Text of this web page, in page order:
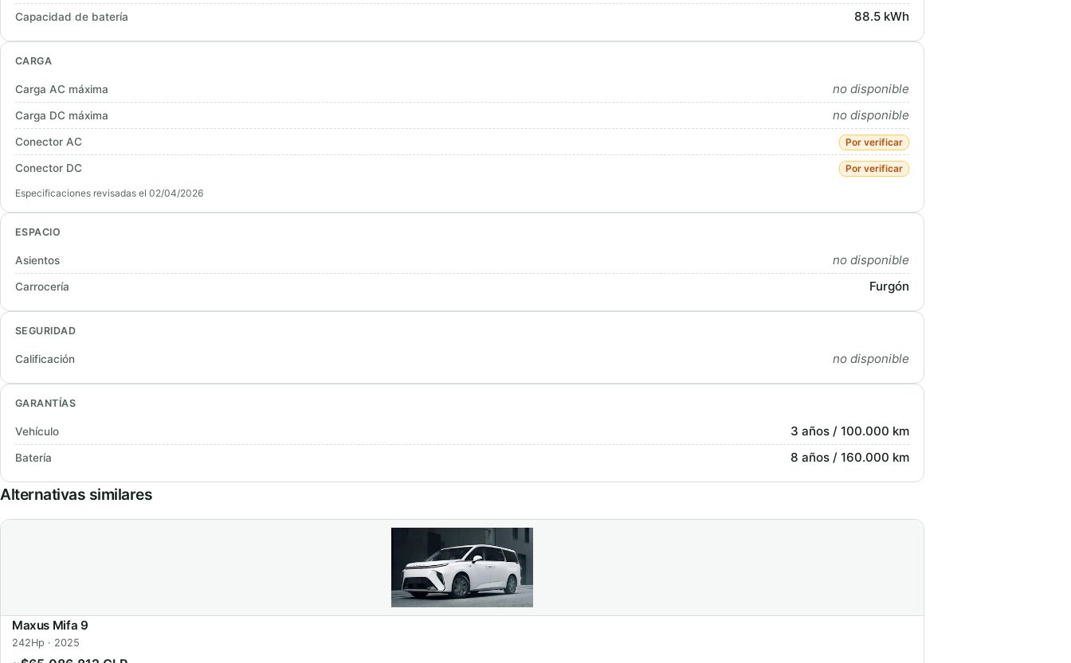
Capacidad de batería 88.5 kWh
CARGA
Carga AC máxima no disponible
Carga DC máxima no disponible
Conector AC Por verificar
Conector DC Por verificar
Especificaciones revisadas el 02/04/2026
ESPACIO
Asientos no disponible
Carrocería Furgón
SEGURIDAD
Calificación no disponible
GARANTÍAS
Vehículo 3 años / 100.000 km
Batería 8 años / 160.000 km
Alternativas similares
Maxus Mifa 9
242Hp · 2025